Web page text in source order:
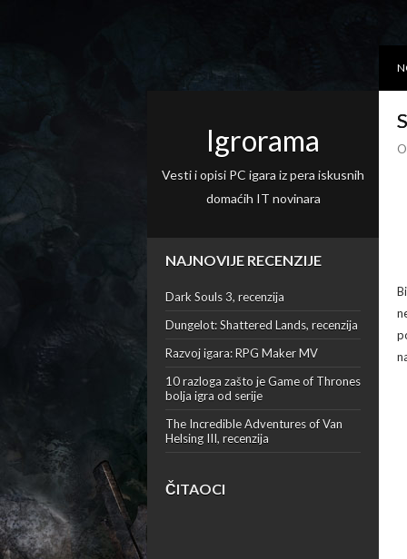
Igrorama
Vesti i opisi PC igara iz pera iskusnih
domaćih IT novinara
NAJNOVIJE RECENZIJE
Dark Souls 3, recenzija
Dungelot: Shattered Lands, recenzija
Razvoj igara: RPG Maker MV
10 razloga zašto je Game of Thrones
bolja igra od serije
The Incredible Adventures of Van
Helsing III, recenzija
ČITAOCI